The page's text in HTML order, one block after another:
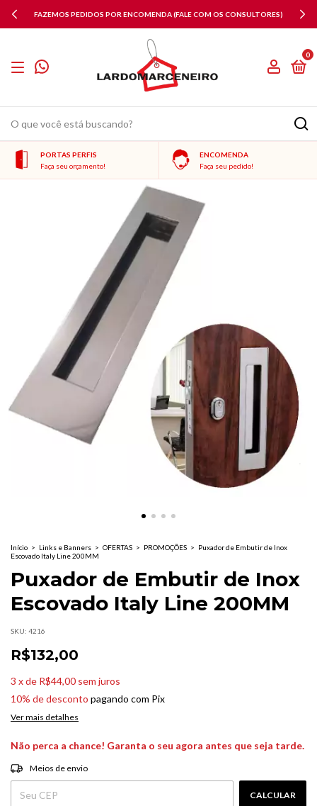
FAZEMOS PEDIDOS POR ENCOMENDA (FALE COM OS CONSULTORES)
0
PORTAS PERFIS
Faça seu orçamento!
ENCOMENDA
Faça seu pedido!
Início > Links e Banners > OFERTAS > PROMOÇÕES > Puxador de Embutir de Inox
Escovado Italy Line 200MM
Puxador de Embutir de Inox
Escovado Italy Line 200MM
SKU: 4216
R$132,00
3 xde R$44,00 sem juros
10% de desconto pagando com Pix
Ver mais detalhes
Não perca a chance! Garanta o seu agora antes que seja tarde.
Entregas para o CEP:
Meios de envio
CALCULAR